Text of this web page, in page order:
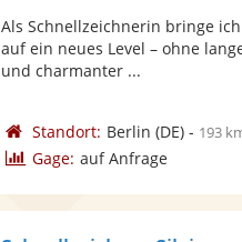
Als Schnellzeichnerin bringe
auf ein neues Level – ohne
und charmanter ...
Standort: Berlin (DE)- 193
Gage: auf Anfrage